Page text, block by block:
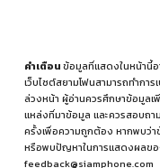
คำเตือนข้อมูลที่แสดงในหน้านี้
เว็บไซต์สยามโฟนสามารถทำกา
ล่วงหน้า ผู้อ่านควรศึกษาข้อมูลเ
แหล่งที่มาข้อมูล และควรสอบถ
ครั้งเพื่อความถูกต้อง หากพบว่า
หรือพบปัญหาในการแสดงผลขอ
feedback@siamphone.com